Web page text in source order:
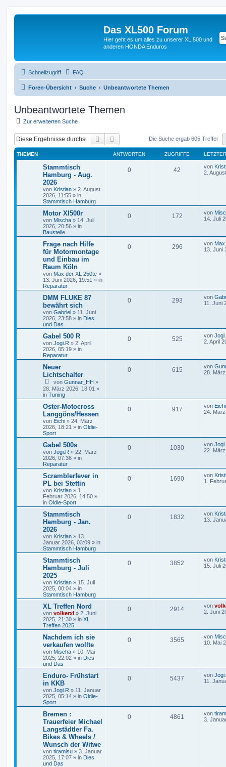
Das XL500 Forum
Hier geht es um alles zu unserer XL 500 und
anderen HONDA Enduros
Schnellzugriff FAQ
Foren-Übersicht Suche Unbeantwortete Themen
Unbeantwortete Themen
Zur erweiterten Suche
Suche Erweiterte SucheDie Suche ergab 605 Treffer
THEMEN ANTWORTEN ZUGRIFFE
Stammtisch
Hamburg - Aug.
2026
von Kristian » 2. August
2026, 11:55 » in
Stammtisch Hamburg
0 42 von
2.
Motor Xl500r
von Mischa » 14. Juli
2026, 20:56 » in
Baustelle
0 172 von
14. Juli
Frage nach Hilfe
für Motormontage
und Einbau im
Raum Köln
von Max der XL 250te »
13. Juni 2026, 19:51 » in
Reparatur
0 296 von
13. Juni
DMM FLUKE 87
bewährt sich
von Gabriel » 11. Juni
2026, 23:58 » in Dies
und Das
0 293 von
11. Juni
Gabel 500 R
von Jogi.R » 2. April
2026, 05:19 » in
Reparatur
0 525 von
2. April
Neuer
Lichtschalter
von Gunnar_HH »
28. März 2026, 18:01 »
in Tuning
0 615 von
28.
Oster-Motocross
Langgöns/Hessen
von Eichi » 24. März
2026, 18:21 » in Oldie-
Sport
0 917 von Eichi
24.
Gabel 500s
von Jogi.R » 22. März
2026, 07:36 » in
Reparatur
0 1030 von
22.
Scramblerfever in
PL bei Stettin
von Kristian » 1.
Februar 2026, 14:50 »
in Oldie-Sport
0 1690 von
1.
Stammtisch
Hamburg - Jan.
2026
von Kristian » 13.
Januar 2026, 03:09 » in
Stammtisch Hamburg
0 1832 von
13.
Stammtisch
Hamburg - Juli
2025
von Kristian » 15. Juli
2025, 00:04 » in
Stammtisch Hamburg
0 3852 von
15. Juli
XL Treffen Nord
von volkerxl » 2. Juni
2025, 21:30 » in XL
Treffen 2025
0 2914 von
2. Juni
Nachdem ich sie
verkaufen wollte
von Mischa » 10. Mai
2025, 22:02 » in Dies
und Das
0 3565 von
10. Mai
Enduro- Frühstart
in KKB
von Jogi.R » 11. Januar
2025, 05:14 » in Oldie-
Sport
0 5437 von
11.
Bremen :
Trauerfeier Michael
Langstädtler Fa.
Bikes & Wheels /
Wunsch der Witwe
von tiramisu » 3. Januar
2025, 17:07 » in Dies
und Das
0 4861 von
3.